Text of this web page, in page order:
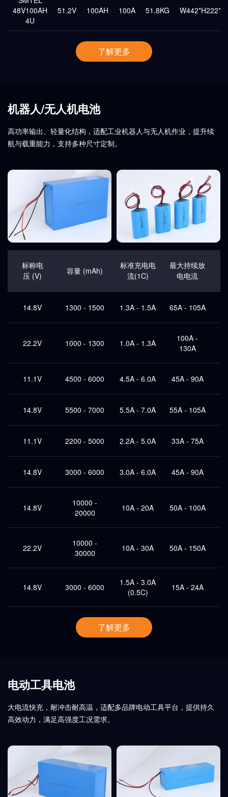
48V100AH
4U
51.2V 100AH 100A 51.8KG
了解更多
机器人/无人机电池
高功率输出、轻量化结构，适配工业机器人与无人机作业，提升续
航与载重能力，支持多种尺寸定制。
标称电
压 (V)
容量 (mAh)
标准充电电
流(1C)
最大持续放
电电流
14.8V 1300 - 1500 1.3A - 1.5A 65A - 105A
22.2V 1000 - 1300 1.0A - 1.3A
100A -
130A
11.1V 4500 - 6000 4.5A - 6.0A 45A - 90A
14.8V 5500 - 7000 5.5A - 7.0A 55A - 105A
11.1V 2200 - 5000 2.2A - 5.0A 33A - 75A
14.8V 3000 - 6000 3.0A - 6.0A 45A - 90A
14.8V
10000 -
20000
10A - 20A 50A - 100A
22.2V
10000 -
30000
10A - 30A 50A - 150A
14.8V 3000 - 6000
1.5A - 3.0A
(0.5C)
15A - 24A
了解更多
电动工具电池
大电流快充，耐冲击耐高温，适配多品牌电动工具平台，提供持久
高效动力，满足高强度工况需求。